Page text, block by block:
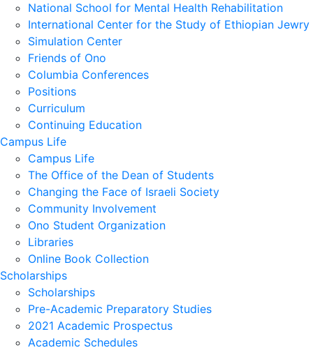
National School for Mental Health Rehabilitation
International Center for the Study of Ethiopian Jewry
Simulation Center
Friends of Ono
Columbia Conferences
Positions
Curriculum
Continuing Education
Campus Life
Campus Life
The Office of the Dean of Students
Changing the Face of Israeli Society
Community Involvement
Ono Student Organization
Libraries
Online Book Collection
Scholarships
Scholarships
Pre-Academic Preparatory Studies
2021 Academic Prospectus
Academic Schedules